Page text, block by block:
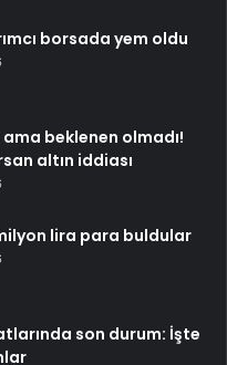
borsada yem oldu
ama beklenen olmadı!
altın iddiası
lira para buldular
son durum: İşte